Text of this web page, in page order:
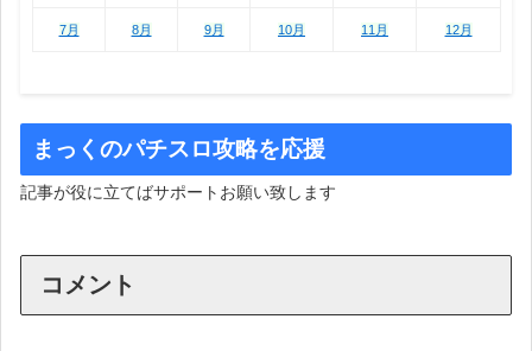
7月 8月 9月 10月 11月 12月
まっくのパチスロ攻略を応援
記事が役に立てばサポートお願い致します
コメント